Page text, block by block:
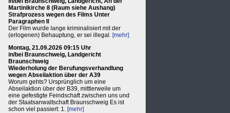
Martinikirche 8 (Raum siehe Aushang)
Strafprozess wegen des Films Unter
Paragraphen II
Der Film wurde lange kriminalisiert mit der
(erlogenen) Behauptung, er sei illegal. [mehr]
Montag, 21.09.2026 09:15 Uhr
in/bei Braunschweig, Landgericht
Braunschweig
Wiederholung der Berufungsverhandlung
wegen Abseilaktion über der A39
Worum gehts? Ursprünglich um eine
Abseilaktion über der B39, mittlerweile um
eine gefestigte Feindschaft zwischen uns und
der Staatsanwaltschaft Braunschweig Es ist
schon viel passiert: 1. [mehr]